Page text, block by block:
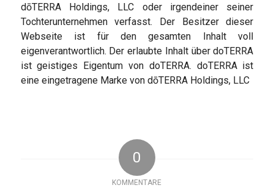
dōTERRA Holdings, LLC oder irgendeiner seiner
Tochterunternehmen verfasst. Der Besitzer dieser
Webseite ist für den gesamten Inhalt voll
eigenverantwortlich. Der erlaubte Inhalt über doTERRA
ist geistiges Eigentum von doTERRA. doTERRA ist
eine eingetragene Marke von dōTERRA Holdings, LLC
0
KOMMENTARE